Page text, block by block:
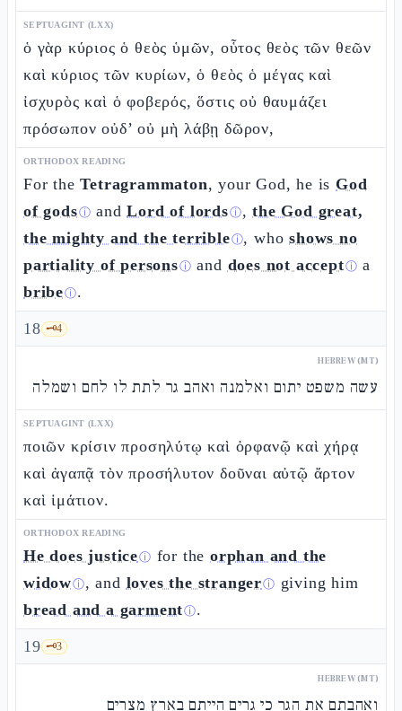
SEPTUAGINT (LXX)
ὁ γὰρ κύριος ὁ θεὸς ὑμῶν, οὗτος θεὸς τῶν θεῶν
καὶ κύριος τῶν κυρίων, ὁ θεὸς ὁ μέγας καὶ
ἰσχυρὸς καὶ ὁ φοβερός, ὅστις οὐ θαυμάζει
πρόσωπον οὐδ’ οὐ μὴ λάβῃ δῶρον,
ORTHODOX READING
For theTetragrammaton, your God, he is God
of godsⓘ andLord of lordsⓘ,the God great,
the mighty and the terribleⓘ, whoshows no
partiality of personsⓘ and does not acceptⓘ a
bribeⓘ.
18 🗝️4
HEBREW (MT)
עשה משפט יתום ואלמנה ואהב גר לתת לו לחם ושמלה
SEPTUAGINT (LXX)
ποιῶν κρίσιν προσηλύτῳ καὶ ὀρφανῷ καὶ χήρᾳ
καὶ ἀγαπᾷ τὸν προσήλυτον δοῦναι αὐτῷ ἄρτον
καὶ ἱμάτιον.
ORTHODOX READING
He does justiceⓘ for theorphan and the
widowⓘ, and loves the strangerⓘ giving him
bread and a garmentⓘ.
19 🗝️3
HEBREW (MT)
ואהבתם את הגר כי גרים הייתם בארץ מצרים